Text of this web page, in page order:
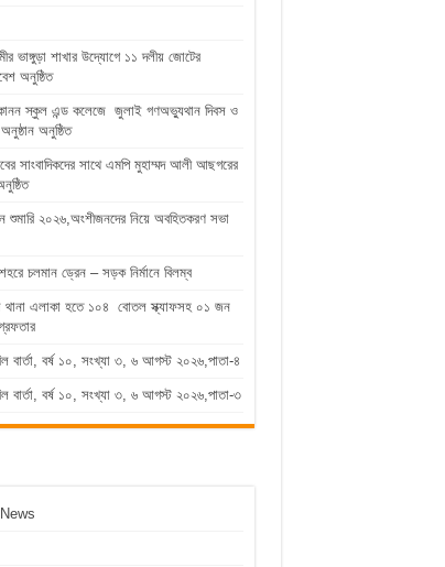
ভাঙ্গুড়া শাখার উদ্যোগে ১১ দলীয় জোটের
অনুষ্ঠিত
স্কুল এন্ড কলেজে জুলাই গণঅভ্যুথান দিবস ও
অনুষ্ঠিত
সাংবাদিকদের সাথে এমপি মুহাম্মদ আলী আছগরের
শুমারি ২০২৬,অংশীজনদের নিয়ে অবহিতকরণ সভা
চলমান ড্রেন – সড়ক নির্মানে বিলম্ব
থানা এলাকা হতে ১০৪ বোতল স্ক্যাফসহ ০১ জন
বার্তা, বর্ষ ১০, সংখ্যা ৩, ৬ আগস্ট ২০২৬,পাতা-৪
বার্তা, বর্ষ ১০, সংখ্যা ৩, ৬ আগস্ট ২০২৬,পাতা-৩